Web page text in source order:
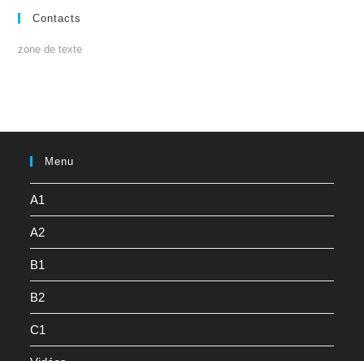
Contacts
zone de texte
Menu
A1
A2
B1
B2
C1